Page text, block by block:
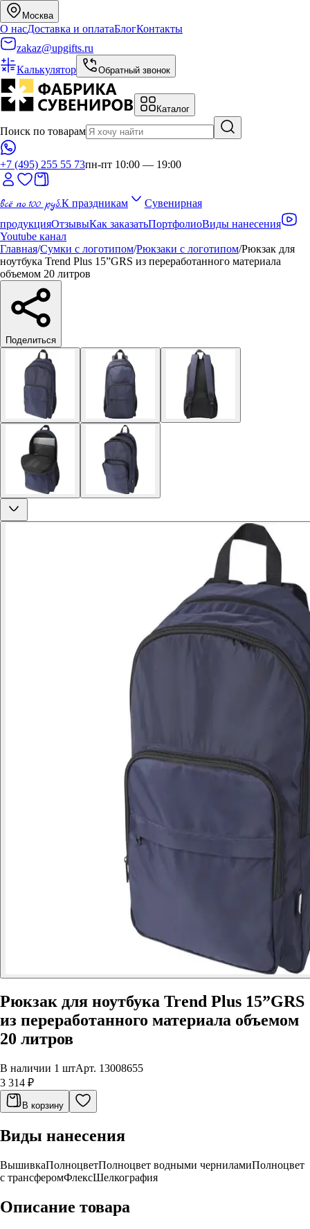
Москва
О насДоставка и оплатаБлогКонтакты
zakaz@upgifts.ru
Калькулятор
Обратный звонок
Каталог
Поиск по товарам
+7 (495) 255 55 73пн-пт 10:00 — 19:00
всё по 100 руб.К праздникам
Сувенирная
продукцияОтзывыКак заказатьПортфолиоВиды нанесения
Youtube канал
Главная/Сумки с логотипом/Рюкзаки с логотипом/Рюкзак для
ноутбука Trend Plus 15”GRS из переработанного материала
объемом 20 литров
Поделиться
Рюкзак для ноутбука Trend Plus 15”GRS
из переработанного материала объемом
20 литров
В наличии 1 штАрт. 13008655
3 314 ₽
В корзину
Виды нанесения
ВышивкаПолноцветПолноцвет водными черниламиПолноцвет
с трансферомФлексШелкография
Описание товара